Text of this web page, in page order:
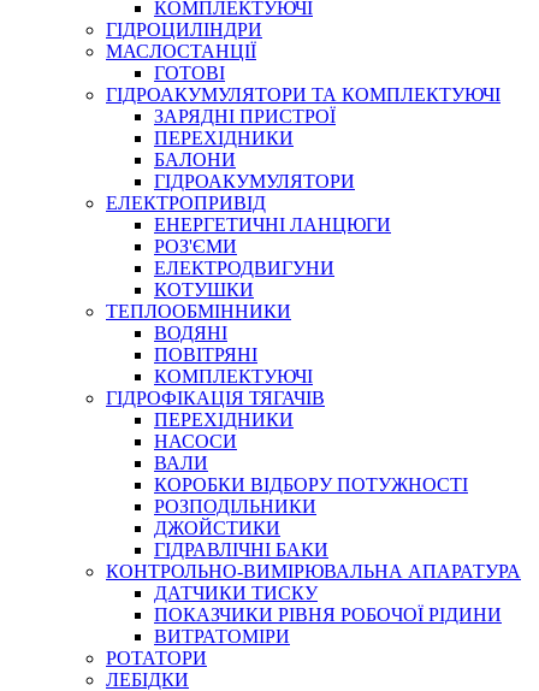
СПЕЦІАЛЬНІ
ГЕРМЕТИКИ
КЛЕЇ, ЦЕМЕНТИ, ЕПОКСИДКИ
РЕМОНТ ГІДРОЦИЛІНДРІВ
БОРЕКС, ЕО
КОМПЛЕКТУЮЧІ
ГІДРОЦИЛІНДРИ
МАСЛОСТАНЦІЇ
ГОТОВІ
ГІДРОАКУМУЛЯТОРИ ТА КОМПЛЕКТУЮЧІ
ЗАРЯДНІ ПРИСТРОЇ
ПЕРЕХІДНИКИ
БАЛОНИ
ГІДРОАКУМУЛЯТОРИ
ЕЛЕКТРОПРИВІД
ЕНЕРГЕТИЧНІ ЛАНЦЮГИ
РОЗ'ЄМИ
ЕЛЕКТРОДВИГУНИ
КОТУШКИ
ТЕПЛООБМІННИКИ
ВОДЯНІ
ПОВІТРЯНІ
КОМПЛЕКТУЮЧІ
ГІДРОФІКАЦІЯ ТЯГАЧІВ
ПЕРЕХІДНИКИ
НАСОСИ
ВАЛИ
КОРОБКИ ВІДБОРУ ПОТУЖНОСТІ
РОЗПОДІЛЬНИКИ
ДЖОЙСТИКИ
ГІДРАВЛІЧНІ БАКИ
КОНТРОЛЬНО-ВИМІРЮВАЛЬНА АПАРАТУРА
ДАТЧИКИ ТИСКУ
ПОКАЗЧИКИ РІВНЯ РОБОЧОЇ РІДИНИ
ВИТРАТОМІРИ
РОТАТОРИ
ЛЕБІДКИ